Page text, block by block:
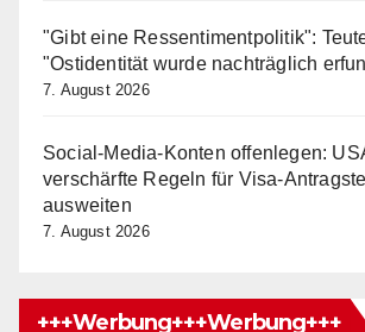
"Gibt eine Ressentimentpolitik":
"Ostidentität wurde nachträglich
7. August 2026
Social-Media-Konten offenlegen:
verschärfte Regeln für Visa-
ausweiten
7. August 2026
+++Werbung+++Werbung+++